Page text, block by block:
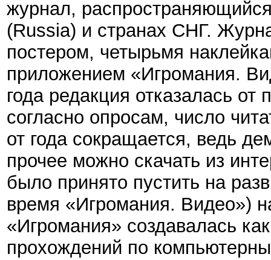
журнал,
(Russia) и странах СНГ.
постером, четырьмя
приложением «Игромания.
года редакция отказалась
согласно опросам, число
от года сокращается, ведь
прочее можно скачать из
было принято пустить на
время «Игромания. Видео»)
«Игромания» создавалась
прохождений по